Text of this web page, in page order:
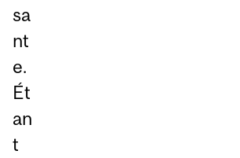
sa
nt
e.
Ét
an
t